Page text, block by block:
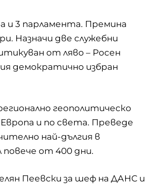
и 3 парламента. Премина
Назначи две служебни
от ляво – Росен
демократично избран
геополитическо
и по света. Преведе
най-дългия в
от 400 дни.
Пеевски за шеф на ДАНС и